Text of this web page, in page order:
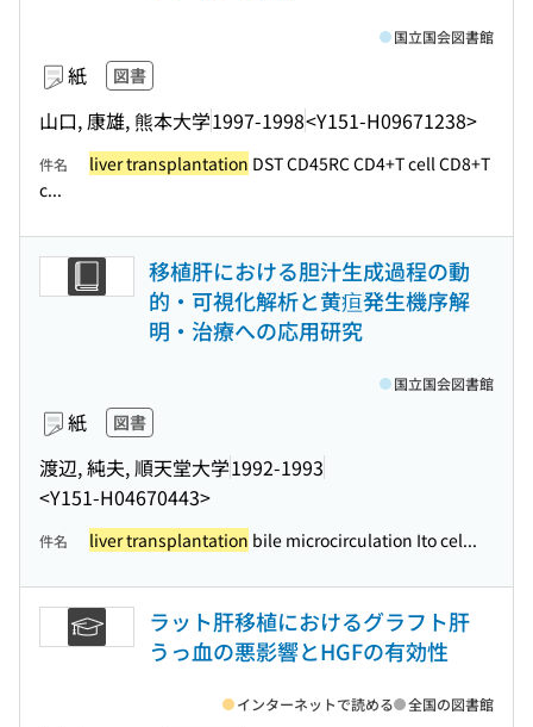
紙 図書
山口, 康雄, 熊本大学1997-1998<Y151-H09671238>
国立国会図書館
件名 liver transplantation DST CD45RC CD4+T cell CD8+T
c...
移植肝における胆汁生成過程の動
的・可視化解析と黄疸発生機序解
明・治療への応用研究
紙 図書
渡辺, 純夫, 順天堂大学1992-1993
<Y151-H04670443>
国立国会図書館
件名 liver transplantation bile microcirculation Ito cel...
ラット肝移植におけるグラフト肝
うっ血の悪影響とHGFの有効性
インターネットで読める 全国の図書館